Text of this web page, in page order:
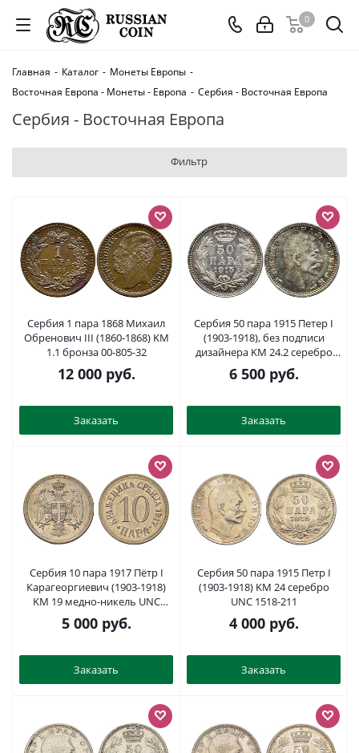
0
Главная - Каталог - Монеты Европы -
Восточная Европа - Монеты - Европа - Сербия - Восточная Европа
Сербия - Восточная Европа
Фильтр
Сербия 1 пара 1868 Михаил
Обренович III (1860-1868) KM
1.1 бронза 00-805-32
12 000руб.
Заказать
Сербия 50 пара 1915 Петер I
(1903-1918), без подписи
дизайнера KM 24.2 серебро
UNC 1530-1232
6 500руб.
Заказать
Сербия 10 пара 1917 Пётр I
Карагеоргиевич (1903-1918)
KM 19 медно-никель UNC
1528-911
5 000руб.
Заказать
Сербия 50 пара 1915 Петр I
(1903-1918) KM 24 серебро
UNC 1518-211
4 000руб.
Заказать